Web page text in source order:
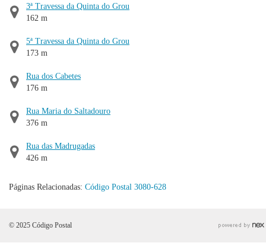
3ª Travessa da Quinta do Grou
162 m
5ª Travessa da Quinta do Grou
173 m
Rua dos Cabetes
176 m
Rua Maria do Saltadouro
376 m
Rua das Madrugadas
426 m
Páginas Relacionadas: Código Postal 3080-628
© 2025 Código Postal